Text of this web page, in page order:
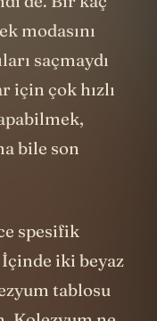
modasını
saçmaydı
için çok hızlı
bile son
spesifik
iki beyaz
tablosu